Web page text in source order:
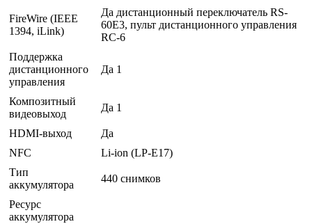
FireWire (IEEE
1394, iLink)
Да дистанционный переключатель RS-
60E3, пульт дистанционного управления
RC-6
Поддержка
дистанционного
управления
Да 1
Композитный
видеовыход
Да 1
HDMI-выход
Да
NFC
Li-ion (LP-E17)
Тип
аккумулятора
440 снимков
Ресурс
аккумулятора